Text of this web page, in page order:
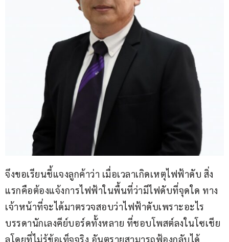
จึงขอเรียนชี้แจงลูกค้าว่า เมื่อเวลาเกิดเหตุไฟฟ้าดับ สิ่ง
แรกคือต้องแจ้งการไฟฟ้าในพื้นที่ว่ามีไฟดับที่จุดใด ทาง
เจ้าหน้าที่จะได้มาตรวจสอบว่าไฟฟ้าดับเพราะอะไร
บรรดานักเลงคีย์บอร์ดทั้งหลาย ที่ชอบโพสต์ลงในโซเชีย
ลโดยที่ไม่รู้ข้อเท็จจริง อันตรายสามารถฟ้องกลับได้